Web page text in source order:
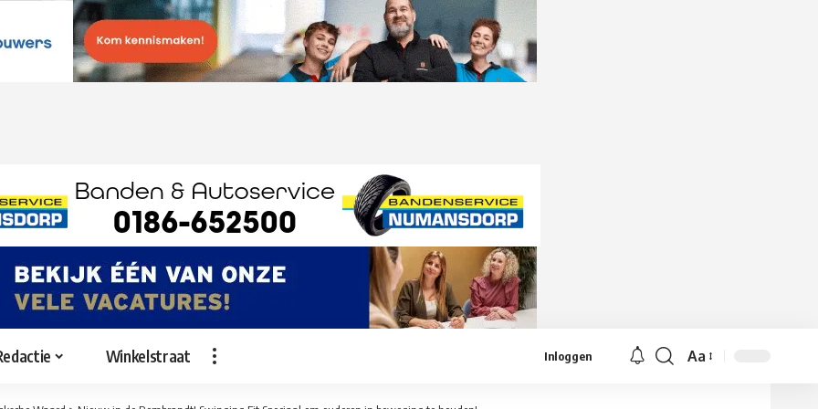
Winkelstraat Inloggen
Lettergrootte
Aa